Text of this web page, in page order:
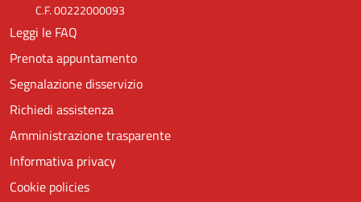
C.F. 00222000093
Leggi le FAQ
Prenota appuntamento
Segnalazione disservizio
Richiedi assistenza
Amministrazione trasparente
Informativa privacy
Cookie policies